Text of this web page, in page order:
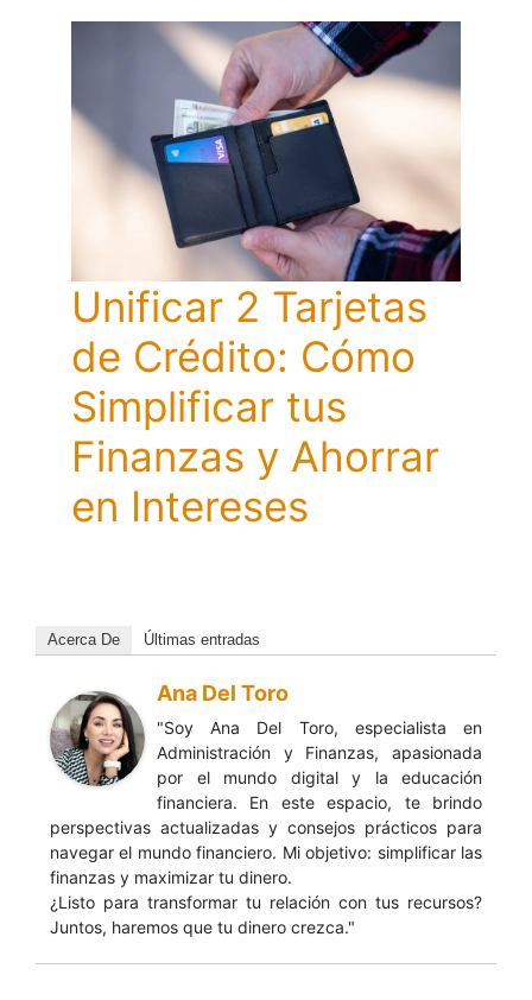
Unificar 2 Tarjetas
de Crédito: Cómo
Simplificar tus
Finanzas y Ahorrar
en Intereses
Acerca De Últimas entradas
Ana Del Toro
"Soy Ana Del Toro, especialista en
Administración y Finanzas, apasionada
por el mundo digital y la educación
financiera. En este espacio, te brindo
perspectivas actualizadas y consejos prácticos para
navegar el mundo financiero. Mi objetivo: simplificar las
finanzas y maximizar tu dinero.
¿Listo para transformar tu relación con tus recursos?
Juntos, haremos que tu dinero crezca."